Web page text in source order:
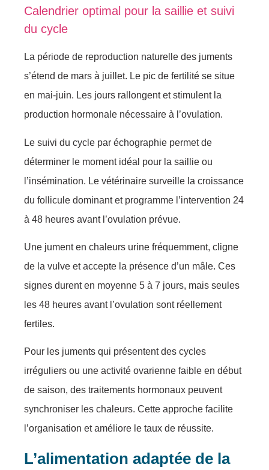
Calendrier optimal pour la saillie et suivi
du cycle
La période de reproduction naturelle des juments
s’étend de mars à juillet. Le pic de fertilité se situe
en mai-juin. Les jours rallongent et stimulent la
production hormonale nécessaire à l’ovulation.
Le suivi du cycle par échographie permet de
déterminer le moment idéal pour la saillie ou
l’insémination. Le vétérinaire surveille la croissance
du follicule dominant et programme l’intervention 24
à 48 heures avant l’ovulation prévue.
Une jument en chaleurs urine fréquemment, cligne
de la vulve et accepte la présence d’un mâle. Ces
signes durent en moyenne 5 à 7 jours, mais seules
les 48 heures avant l’ovulation sont réellement
fertiles.
Pour les juments qui présentent des cycles
irréguliers ou une activité ovarienne faible en début
de saison, des traitements hormonaux peuvent
synchroniser les chaleurs. Cette approche facilite
l’organisation et améliore le taux de réussite.
L’alimentation adaptée de la